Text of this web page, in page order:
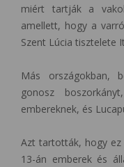
miért tartják a
amellett, hogy a
Szent Lúcia tisztelete
Más országokban,
gonosz
embereknek, és
Azt tartották, hogy
13-án emberek és